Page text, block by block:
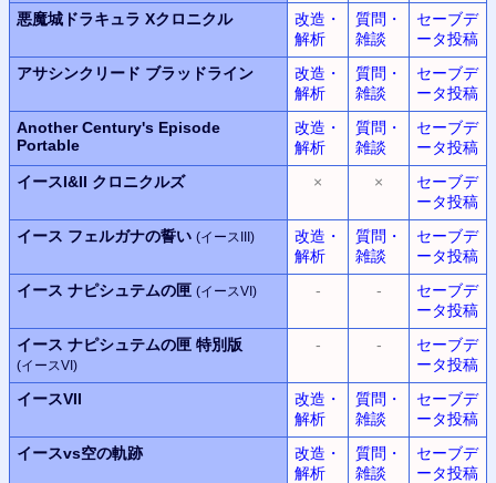
悪魔城ドラキュラ Xクロニクル
改造・
解析
質問・
雑談
セーブデ
ータ投稿
アサシンクリード ブラッドライン
改造・
解析
質問・
雑談
セーブデ
ータ投稿
Another Century's Episode
Portable
改造・
解析
質問・
雑談
セーブデ
ータ投稿
イースI&II クロニクルズ
× ×
セーブデ
ータ投稿
イース フェルガナの誓い (イースIII)
改造・
解析
質問・
雑談
セーブデ
ータ投稿
イース ナピシュテムの匣 (イースVI) - -
セーブデ
ータ投稿
イース ナピシュテムの匣 特別版
(イースVI)
- -
セーブデ
ータ投稿
イースVII
改造・
解析
質問・
雑談
セーブデ
ータ投稿
イースvs空の軌跡
改造・
解析
質問・
雑談
セーブデ
ータ投稿